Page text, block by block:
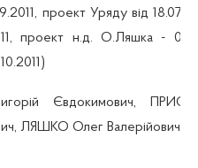
проект Уряду вiд
проект н.д. О.Ляшка -
Євдокимович,
ЛЯШКО Олег Валерійович